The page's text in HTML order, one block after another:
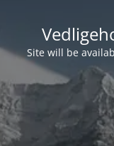
Site will be